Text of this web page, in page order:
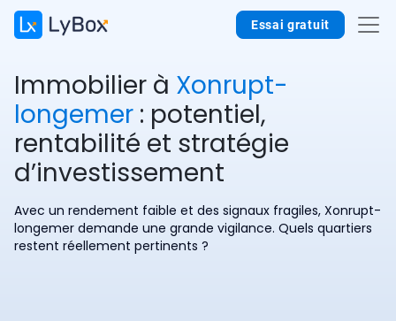
Essai gratuit
Immobilier à Xonrupt-
longemer : potentiel,
rentabilité et stratégie
d’investissement
Avec un rendement faible et des signaux fragiles, Xonrupt-
longemer demande une grande vigilance. Quels quartiers
restent réellement pertinents ?